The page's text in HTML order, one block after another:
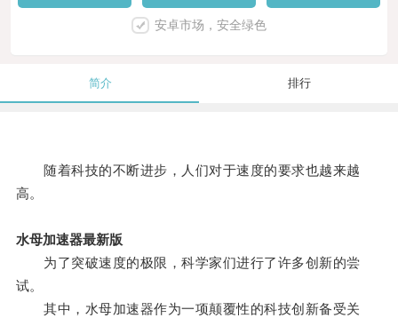
安卓市场，安全绿色
简介 排行
随着科技的不断进步，人们对于速度的要求也越来越
高。
水母加速器最新版
为了突破速度的极限，科学家们进行了许多创新的尝
试。
其中，水母加速器作为一项颠覆性的科技创新备受关